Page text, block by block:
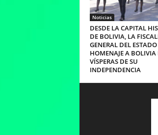
Noticias
DESDE LA CAPITAL
DE BOLIVIA, LA
GENERAL DEL
HOMENAJE A BOLIVIA
VÍSPERAS DE SU
INDEPENDENCIA